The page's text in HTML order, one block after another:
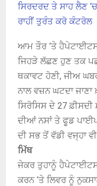
ਸਿਰਦਰਦ ਤੇ ਸਾਹ ਲੈਣ
ਰਾਹੀਂ ਤੁਰੰਤ ਕਰੋ ਕੰਟਰੋਲ
ਆਮ ਤੌਰ ‘ਤੇ ਹੈਪੇਟਾਈਟਸ
ਜਿਹੜੇ ਲੱਛਣ ਹੁਣ ਤਕ
ਥਕਾਵਟ ਹੋਣੀ, ਜੀਅ
ਨਾਲ ਵਜ਼ਨ ਘਟਦਾ
ਸਿਰੋਸਿਸ ਦੇ 27
ਦੀਆਂ ਨਸਾਂ ਤੇ ਫੂਡ
ਦੀ ਸਭ ਤੋਂ ਵੱਡੀ ਵਜ੍ਹਾ
ਮਿੱਥ
ਜੇਕਰ ਤੁਹਾਨੂੰ
ਕਰਨ ‘ਤੇ ਲਿਵਰ ਨੂੰ